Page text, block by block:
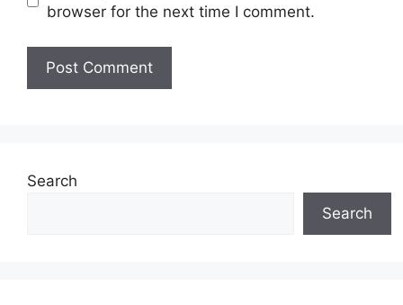
browser for the next time I comment.
Search
Search